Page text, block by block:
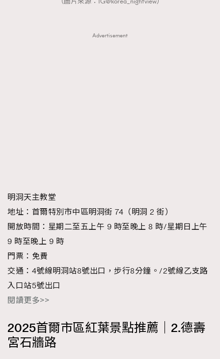
Advertisement
明洞天主教堂
地址：首爾特別市中區明洞街 74（明洞 2 街）
開放時間：星期二至五上午 9 時至晚上 8 時/星期日上午
9 時至晚上 9 時
門票：免費
交通：4號線明洞站8號出口，步行8分鐘。/2號線乙支路
入口站5號出口
閱讀更多>>
2025首爾市區紅葉景點推薦｜2.德壽
宮石牆路